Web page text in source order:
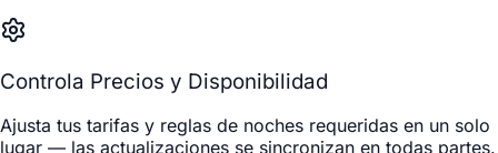
Controla Precios y Disponibilidad
Ajusta tus tarifas y reglas de noches requeridas en un solo
lugar — las actualizaciones se sincronizan en todas partes.